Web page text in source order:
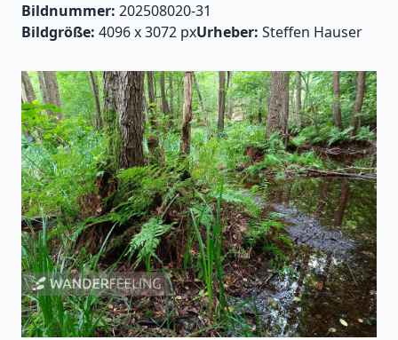
Bildnummer: 202508020-31
Bildgröße: 4096 x 3072 pxUrheber: Steffen Hauser